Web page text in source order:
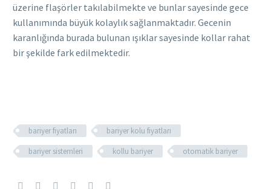
üzerine flaşörler takılabilmekte ve bunlar sayesinde gece
kullanımında büyük kolaylık sağlanmaktadır. Gecenin
karanlığında burada bulunan ışıklar sayesinde kollar rahat
bir şekilde fark edilmektedir.
bariyer fiyatları
bariyer kolu fiyatları
bariyer sistemleri
kollu bariyer otomatik bariyer